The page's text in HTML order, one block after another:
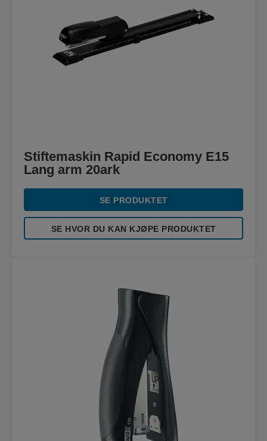
Stiftemaskin Rapid Economy E15
Lang arm 20ark
SE PRODUKTET
SE HVOR DU KAN KJØPE PRODUKTET